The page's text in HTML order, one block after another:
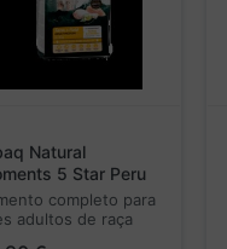
Natural
5 Star Peru
Raças
adultas
completo para
adultos de raça